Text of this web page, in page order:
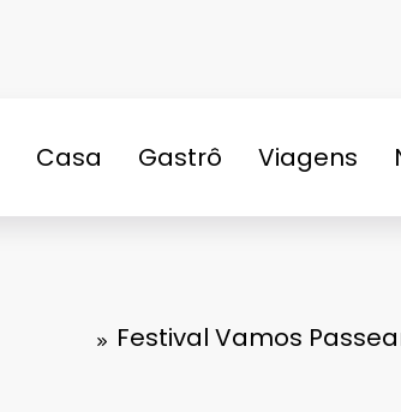
Casa Gastrô Viagens
Festival Vamos